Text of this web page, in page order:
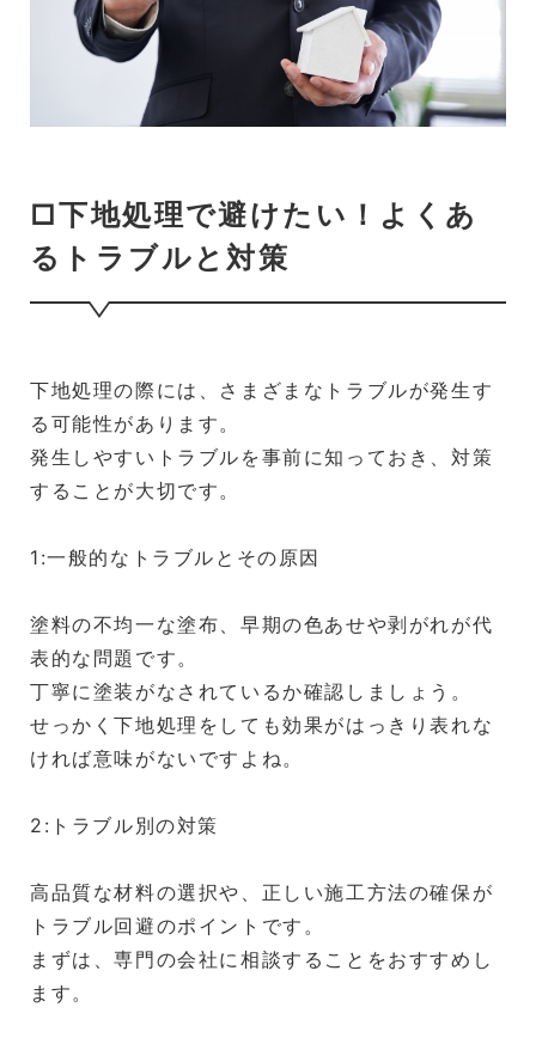
□下地処理で避けたい！よくあ
るトラブルと対策
下地処理の際には、さまざまなトラブルが発生す
る可能性があります。
発生しやすいトラブルを事前に知っておき、対策
することが大切です。
1:一般的なトラブルとその原因
塗料の不均一な塗布、早期の色あせや剥がれが代
表的な問題です。
丁寧に塗装がなされているか確認しましょう。
せっかく下地処理をしても効果がはっきり表れな
ければ意味がないですよね。
2:トラブル別の対策
高品質な材料の選択や、正しい施工方法の確保が
トラブル回避のポイントです。
まずは、専門の会社に相談することをおすすめし
ます。